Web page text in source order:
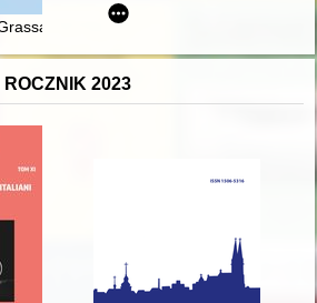
jako pogranicze : od geopolityki do
ROCZNIK 2023